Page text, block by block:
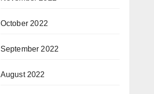
October 2022
September 2022
August 2022